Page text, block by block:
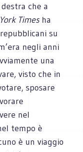
che a
Timesha
su
negli anni
una
visto che in
sposare
nel
tempo è
è un viaggio